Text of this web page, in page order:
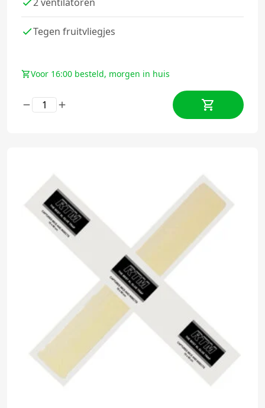
Tegen fruitvliegjes
Voor 16:00 besteld, morgen in huis